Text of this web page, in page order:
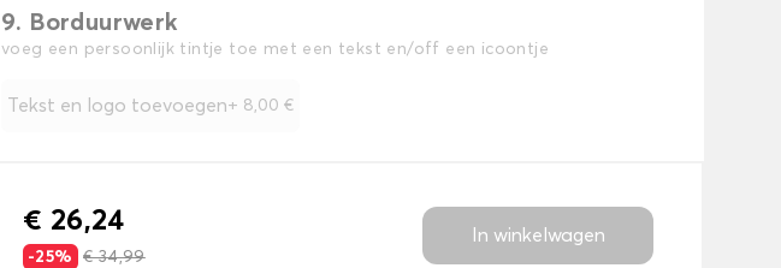
9. Borduurwerk
voeg een persoonlijk tintje toe met een tekst en/off een icoontje
Tekst en logo toevoegen+ 8,00 €
€ 26,24
-25% € 34,99
In winkelwagen